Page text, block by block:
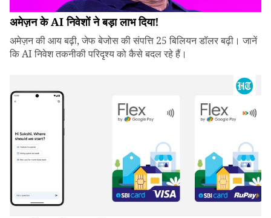
अमेज़न के AI निवेशों ने बड़ा लाभ दिया!
अमेज़न की आय बढ़ी, जेफ बेजोस की संपत्ति 25 बिलियन डॉलर बढ़ी। जानें
कि AI निवेश तकनीकी परिदृश्य को कैसे बदल रहे हैं।